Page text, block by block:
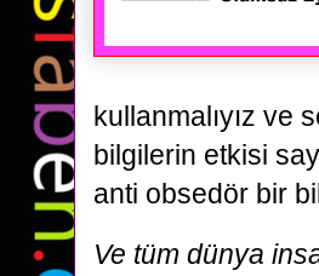
kullanmalıyız ve
bilgilerin etkisi
anti obsedör bir
Ve tüm dünya